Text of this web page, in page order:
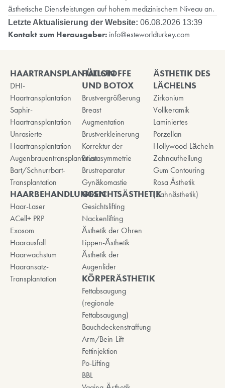
ästhetische Dienstleistungen auf hohem medizinischem Niveau an.
Letzte Aktualisierung der Website: 06.08.2026 13:39
Kontakt zum Herausgeber: info@esteworldturkey.com
HAARTRANSPLANTATION
DHI-
Haartransplantation
Saphir-
Haartransplantation
Unrasierte
Haartransplantation
Augenbrauentransplantation
Bart/Schnurrbart-
Transplantation
HAARBEHANDLUNGEN
Haar-Laser
ACell+ PRP
Exosom
Haarausfall
Haarwachstum
Haaransatz-
Transplantation
FÜLLSTOFFE
UND BOTOX
Brustvergrößerung
Breast
Augmentation
Brustverkleinerung
Korrektur der
Brustasymmetrie
Brustreparatur
Gynäkomastie
GESICHTSÄSTHETIK
Gesichtslifting
Nackenlifting
Ästhetik der Ohren
Lippen-Ästhetik
Ästhetik der
Augenlider
KÖRPERÄSTHETIK
Fettabsaugung
(regionale
Fettabsaugung)
Bauchdeckenstraffung
Arm/Bein-Lift
Fettinjektion
Po-Lifting
BBL
ÄSTHETIK DES
LÄCHELNS
Zirkonium
Vollkeramik
Laminiertes
Porzellan
Hollywood-Lächeln
Zahnaufhellung
Gum Contouring
Rosa Ästhetik
(Zahnästhetik)